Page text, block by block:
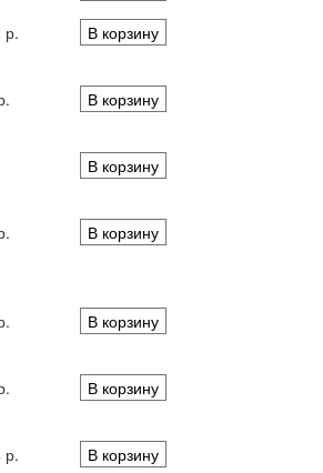
р. В корзину
В корзину
В корзину
В корзину
В корзину
В корзину
р. В корзину